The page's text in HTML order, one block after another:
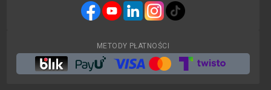
METODY PŁATNOŚCI